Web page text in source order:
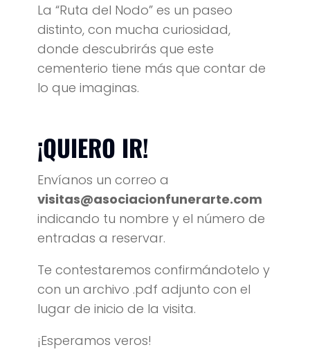
La “Ruta del Nodo” es un paseo
distinto, con mucha curiosidad,
donde descubrirás que este
cementerio tiene más que contar de
lo que imaginas.
¡QUIERO IR!
Envíanos un correo a
visitas@asociacionfunerarte.com
indicando tu nombre y el número de
entradas a reservar.
Te contestaremos confirmándotelo y
con un archivo .pdf adjunto con el
lugar de inicio de la visita.
¡Esperamos veros!